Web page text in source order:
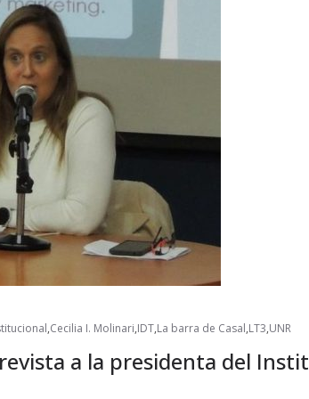
,Cecilia I. Molinari,IDT,La barra de Casal,LT3,UNR
a la presidenta del